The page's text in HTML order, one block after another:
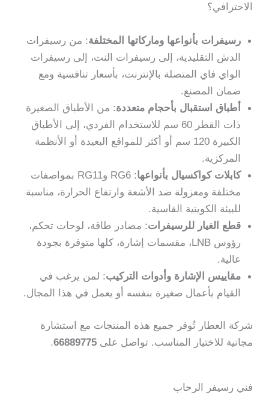
الاحترافي؟
رسيفرات بأنواعها وماركاتها المختلفة: من رسيفرات
الدش التقليدية، إلى رسيفرات النت، إلى رسيفرات
الواي فاي المتصلة بالإنترنت، بأسعار تنافسية ومع
ضمان المصنع.
أطباق استقبال بأحجام متعددة: من الأطباق الصغيرة
ذات القطر 60 سم للاستخدام الفردي، إلى الأطباق
الكبيرة 120 سم أو أكثر للمواقع البعيدة أو الأنظمة
المركزية.
كابلات كواكسيال بأنواعها
: RG6 وRG11 بمواصفات
مختلفة ومعزولة ضد الأشعة وارتفاع الحرارة، مناسبة
للبيئة الكويتية القاسية.
قطع الغيار للرسيفرات: مصادر طاقة، لوحات تحكم،
رؤوس LNB، مقسمات إشارة، كلها متوفرة بجودة
عالية.
مقاييس الإشارة وأدوات التركيب: لمن يرغب في
القيام بأعمال صغيرة بنفسه أو يعمل في هذا المجال.
شركة العطار تُوفر جميع هذه المنتجات مع استشارة
مجانية للاختيار المناسب. تواصل على 66889775
.
فني رسيفر الرحاب